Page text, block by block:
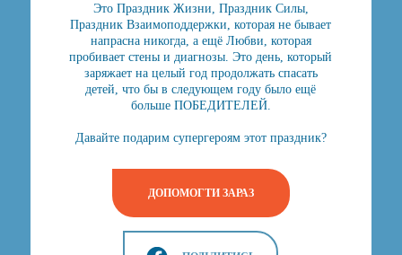
Это Праздник Жизни, Праздник Силы,
Праздник Взаимоподдержки, которая не бывает
напрасна никогда, а ещё Любви, которая
пробивает стены и диагнозы. Это день, который
заряжает на целый год продолжать спасать
детей, что бы в следующем году было ещё
больше ПОБЕДИТЕЛЕЙ.
Давайте подарим супергероям этот праздник?
ДОПОМОГТИ ЗАРАЗ